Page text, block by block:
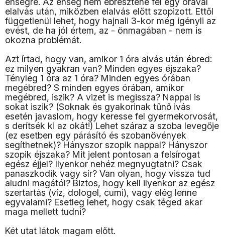
elalvás után, miközben elalvás előtt szopizott. Ettől
függetlenül lehet, hogy hajnali 3-kor még igényli az
evést, de ha jól értem, az - önmagában - nem is
okozna problémát.
Azt írtad, hogy van, amikor 1 óra alvás után ébred:
ez milyen gyakran van? Minden egyes éjszaka?
Tényleg 1 óra az 1 óra? Minden egyes órában
megébred? S minden egyes órában, amikor
megébred, iszik? A vizet is megissza? Nappal is
sokat iszik? (Soknak és gyakorinak tűnő ivás
esetén javaslom, hogy keresse fel gyermekorvosát,
s derítsék ki az okát!) Lehet száraz a szoba levegője
(ez esetben egy párásító és szobanövények
segíthetnek)? Hányszor szopik nappal? Hányszor
szopik éjszaka? Mit jelent pontosan a felsírogat
egész éjjel? Ilyenkor nehéz megnyugtatni? Csak
panaszkodik vagy sír? Van olyan, hogy vissza tud
aludni magától? Biztos, hogy kell ilyenkor az egész
szertartás (víz, dologel, cumi), vagy elég lenne
egyvalami? Esetleg lehet, hogy csak téged akar
maga mellett tudni?
Két utat látok magam előtt.